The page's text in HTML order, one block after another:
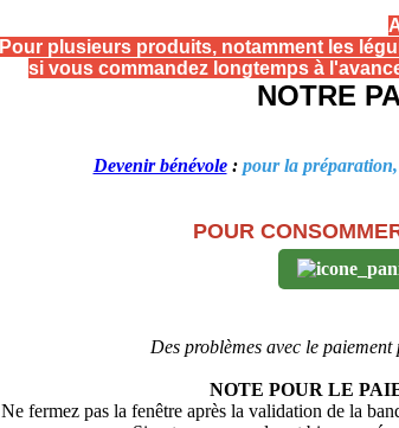
Pour plusieurs produits, notamment les
si vous commandez longtemps à
NOTRE
Devenir bénévole: pour la
POUR
Des problèmes avec le
NOTE POUR LE
Ne fermez pas la fenêtre après la validation de la